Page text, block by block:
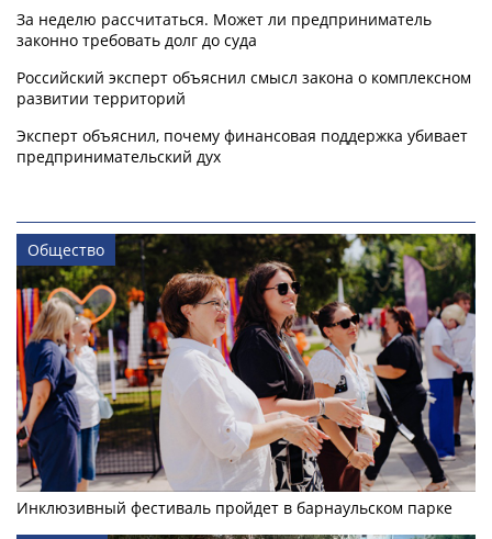
За неделю рассчитаться. Может ли предприниматель
законно требовать долг до суда
Российский эксперт объяснил смысл закона о комплексном
развитии территорий
Эксперт объяснил, почему финансовая поддержка убивает
предпринимательский дух
Общество
Инклюзивный фестиваль пройдет в барнаульском парке